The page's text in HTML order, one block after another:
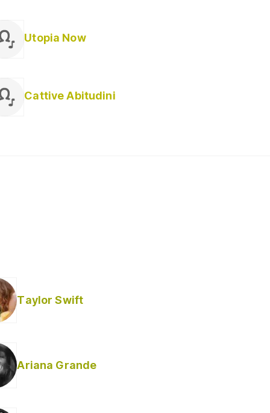
Utopia Now
Cattive Abitudini
Taylor Swift
Ariana Grande